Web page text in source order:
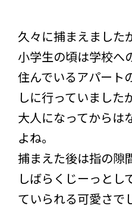
久々に捕まえました
小学生の頃は学校へ
住んでいるアパート
しに行っていました
大人になってからは
よね。
捕まえた後は指の隙
しばらくじーっとし
ていられる可愛さで